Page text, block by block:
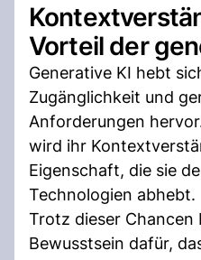
Vorteil der
Generative KI hebt
Zugänglichkeit und
Anforderungen
wird ihr
Eigenschaft, die sie
Technologien abhebt.
Trotz dieser Chancen
Bewusstsein dafür,